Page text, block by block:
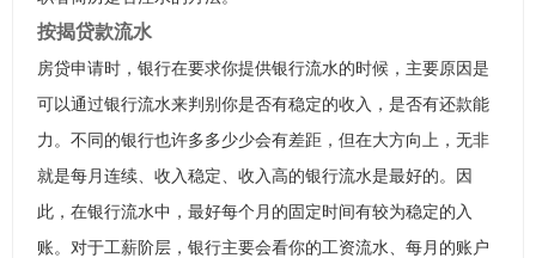
按揭贷款流水
房贷申请时，银行在要求你提供银行流水的时候，主要原因是
可以通过银行流水来判别你是否有稳定的收入，是否有还款能
力。不同的银行也许多多少少会有差距，但在大方向上，无非
就是每月连续、收入稳定、收入高的银行流水是最好的。因
此，在银行流水中，最好每个月的固定时间有较为稳定的入
账。对于工薪阶层，银行主要会看你的工资流水、每月的账户